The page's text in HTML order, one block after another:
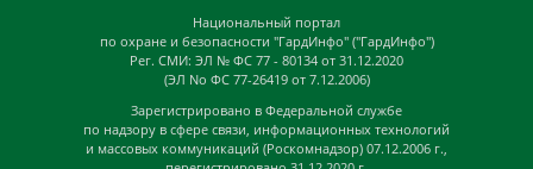
Национальный портал
по охране и безопасности "ГардИнфо" ("ГардИнфо")
Рег. СМИ: ЭЛ № ФС 77 - 80134 от 31.12.2020
(ЭЛ No ФС 77-26419 от 7.12.2006)
Зарегистрировано в Федеральной службе
по надзору в сфере связи, информационных технологий
и массовых коммуникаций (Роскомнадзор) 07.12.2006 г.,